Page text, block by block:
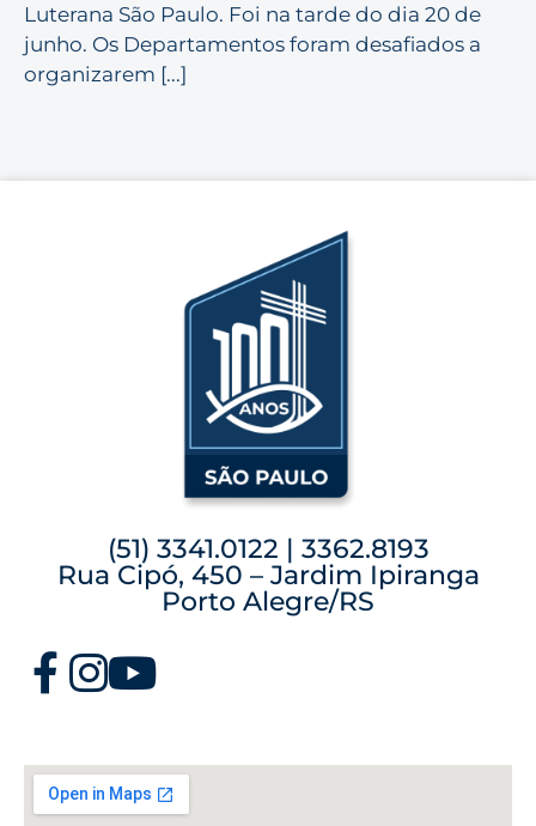
Luterana São Paulo. Foi na tarde do dia 20 de
junho. Os Departamentos foram desafiados a
organizarem [...]
(51) 3341.0122 | 3362.8193
Rua Cipó, 450 – Jardim Ipiranga
Porto Alegre/RS